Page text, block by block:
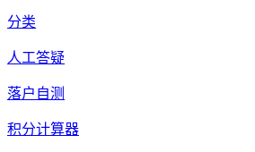
分类
人工答疑
落户自测
积分计算器